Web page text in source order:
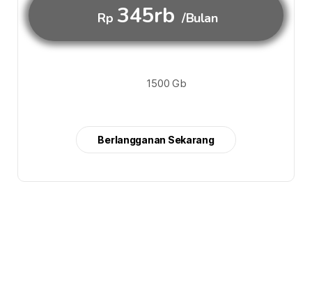
Rp 345rb /Bulan
1500 Gb
Berlangganan Sekarang